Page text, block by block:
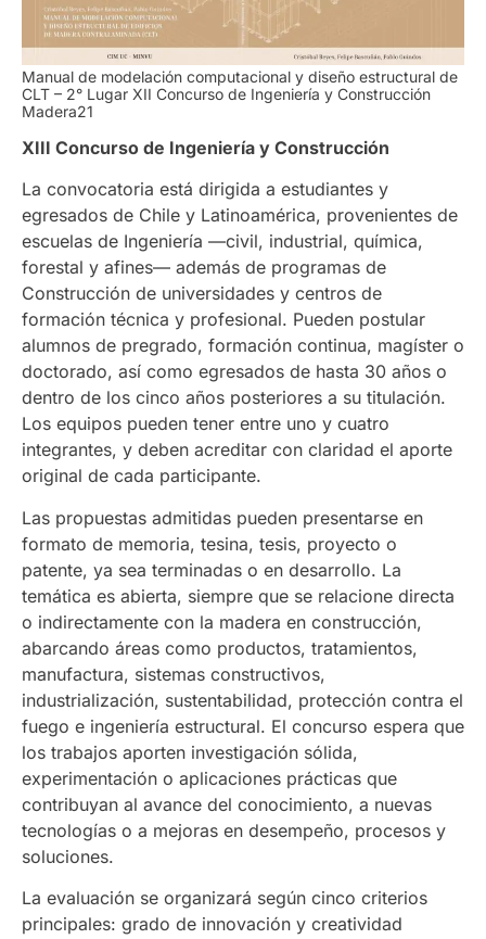
Manual de modelación computacional y diseño estructural de
CLT – 2° Lugar XII Concurso de Ingeniería y Construcción
Madera21
XIII Concurso de Ingeniería y Construcción
La convocatoria está dirigida a estudiantes y
egresados de Chile y Latinoamérica, provenientes de
escuelas de Ingeniería —civil, industrial, química,
forestal y afines— además de programas de
Construcción de universidades y centros de
formación técnica y profesional. Pueden postular
alumnos de pregrado, formación continua, magíster o
doctorado, así como egresados de hasta 30 años o
dentro de los cinco años posteriores a su titulación.
Los equipos pueden tener entre uno y cuatro
integrantes, y deben acreditar con claridad el aporte
original de cada participante.
Las propuestas admitidas pueden presentarse en
formato de memoria, tesina, tesis, proyecto o
patente, ya sea terminadas o en desarrollo. La
temática es abierta, siempre que se relacione directa
o indirectamente con la madera en construcción,
abarcando áreas como productos, tratamientos,
manufactura, sistemas constructivos,
industrialización, sustentabilidad, protección contra el
fuego e ingeniería estructural. El concurso espera que
los trabajos aporten investigación sólida,
experimentación o aplicaciones prácticas que
contribuyan al avance del conocimiento, a nuevas
tecnologías o a mejoras en desempeño, procesos y
soluciones.
La evaluación se organizará según cinco criterios
principales: grado de innovación y creatividad